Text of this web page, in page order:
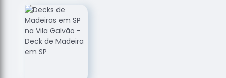
Assoalhos
de Madeira
Loja de
Assoalhos